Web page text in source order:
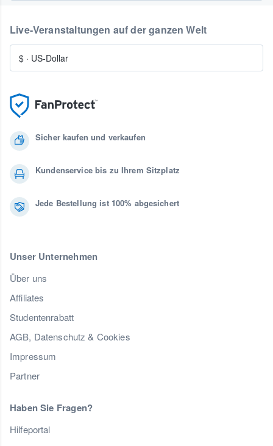
Sicher kaufen und verkaufen
Kundenservice bis zu Ihrem Sitzplatz
Jede Bestellung ist 100% abgesichert
Unser Unternehmen
Über uns
Affiliates
Studentenrabatt
AGB, Datenschutz & Cookies
Impressum
Partner
Haben Sie Fragen?
Hilfeportal
Live-Veranstaltungen auf der ganzen Welt
$ · US-Dollar